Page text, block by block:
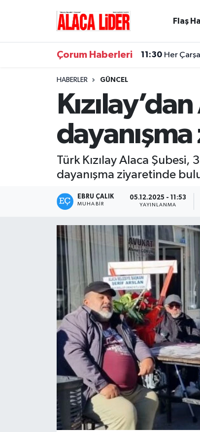
Flaş
Çorum Haberleri 11:30 Her
HABERLER GÜNCEL
Türk Kızılay Alaca
dayanışma ziyaretinde
EBRU ÇALIK
MUHABIR
05.12.2025 - 11:53
YAYINLANMA
Çorum Trafik Yoğunluk Haritası
Süper Lig Puan Durumu ve Fikstür
Tüm Manşetler